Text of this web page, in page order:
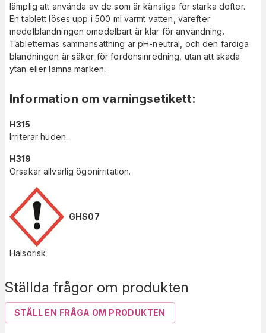
Ställda frågor om produkten
STÄLL EN FRÅGA OM PRODUKTEN
lämplig att använda av de som är känsliga för starka dofter.
En tablett löses upp i 500 ml varmt vatten, varefter
medelblandningen omedelbart är klar för användning.
Tabletternas sammansättning är pH-neutral, och den färdiga
blandningen är säker för fordonsinredning, utan att skada
ytan eller lämna märken.
Information om varningsetikett:
H315
Irriterar huden.
H319
Orsakar allvarlig ögonirritation.
GHS07
Hälsorisk